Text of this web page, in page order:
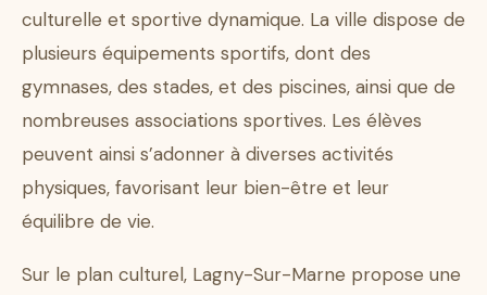
culturelle et sportive dynamique. La ville dispose de
plusieurs équipements sportifs, dont des
gymnases, des stades, et des piscines, ainsi que de
nombreuses associations sportives. Les élèves
peuvent ainsi s’adonner à diverses activités
physiques, favorisant leur bien-être et leur
équilibre de vie.
Sur le plan culturel, Lagny-Sur-Marne propose une